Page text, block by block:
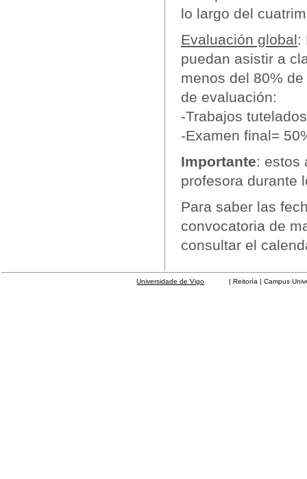
lo largo del
Evaluación global:
puedan asistir a
menos del 80%
de evaluación:
-Trabajos
-Examen final=
Importante: estos
profesora durante
Para saber las
convocatoria de
consultar el
Universidade de Vigo | Reitoría | Campus